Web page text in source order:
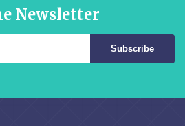
Newsletter
Subscribe